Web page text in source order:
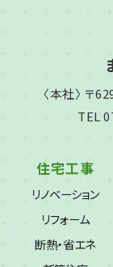
〈本社〉 〒
TEL
住宅工事
リノベーション
リフォーム
断熱・省エネ